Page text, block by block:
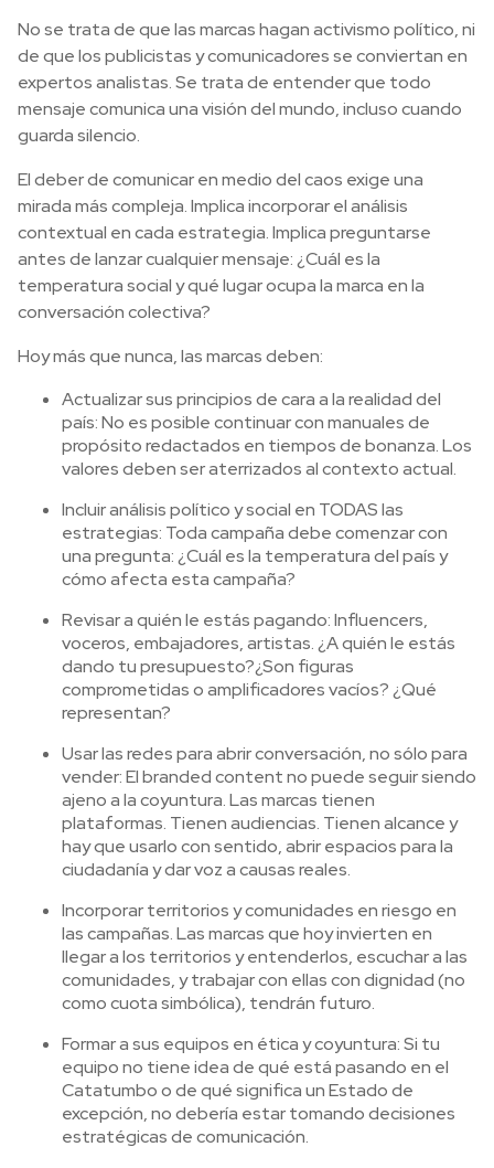
No se trata de que las marcas hagan activismo político, ni
de que los publicistas y comunicadores se conviertan en
expertos analistas. Se trata de entender que todo
mensaje comunica una visión del mundo, incluso cuando
guarda silencio.
El deber de comunicar en medio del caos exige una
mirada más compleja. Implica incorporar el análisis
contextual en cada estrategia. Implica preguntarse
antes de lanzar cualquier mensaje: ¿Cuál es la
temperatura social y qué lugar ocupa la marca en la
conversación colectiva?
Hoy más que nunca, las marcas deben:
Actualizar sus principios de cara a la realidad del
país: No es posible continuar con manuales de
propósito redactados en tiempos de bonanza. Los
valores deben ser aterrizados al contexto actual.
Incluir análisis político y social en TODAS las
estrategias: Toda campaña debe comenzar con
una pregunta: ¿Cuál es la temperatura del país y
cómo afecta esta campaña?
Revisar a quién le estás pagando: Influencers,
voceros, embajadores, artistas. ¿A quién le estás
dando tu presupuesto?¿Son figuras
comprometidas o amplificadores vacíos? ¿Qué
representan?
Usar las redes para abrir conversación, no sólo para
vender: El branded content no puede seguir siendo
ajeno a la coyuntura. Las marcas tienen
plataformas. Tienen audiencias. Tienen alcance y
hay que usarlo con sentido, abrir espacios para la
ciudadanía y dar voz a causas reales.
Incorporar territorios y comunidades en riesgo en
las campañas. Las marcas que hoy invierten en
llegar a los territorios y entenderlos, escuchar a las
comunidades, y trabajar con ellas con dignidad (no
como cuota simbólica), tendrán futuro.
Formar a sus equipos en ética y coyuntura: Si tu
equipo no tiene idea de qué está pasando en el
Catatumbo o de qué significa un Estado de
excepción, no debería estar tomando decisiones
estratégicas de comunicación.